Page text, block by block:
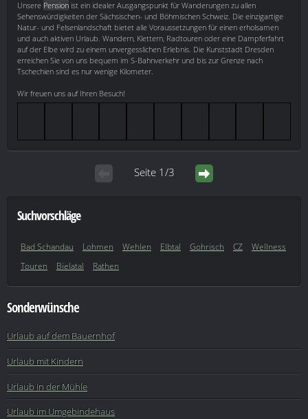
Unsere Pension ist ein idealer Ausgangspunkt für Wanderungen zu allen
Sehenswürdigkeiten der Sächsischen- und Böhmischen Schweiz. Die einzigartige
Natur- und Felsenlandschaft bietet alle Voraussetzungen für einen erholsamen
und auch aktiven Urlaub. Wandern, Klettern, Radtouren oder eine Dampferfahrt
auf der Elbe wird zu einem unvergesslichen Erlebnis. Die Kunststadt Dresden
erreichen Sie von uns bequem im S-Bahnverkehr und bis zur Grenze nach
Tschechien sind es nur wenige Kilometer.
Wir freuen uns auf Ihren Besuch!
Seite 1/3
Suchvorschläge
Bad Schandau Lohmen Wehlen Elbtal Gohrisch CZ
Wellness
Touren
Bielatal Rathen
Sonderwünsche
Urlaub auf dem Bauernhof
Urlaub mit Kindern
Urlaub in der Mühle
Urlaub im Umgebindehaus